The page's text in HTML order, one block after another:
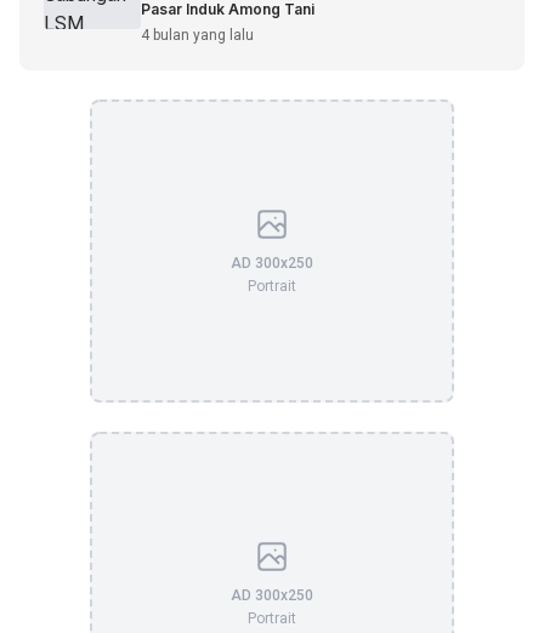
Pasar Induk Among Tani
4 bulan yang lalu
AD 300x250
Portrait
AD 300x250
Portrait